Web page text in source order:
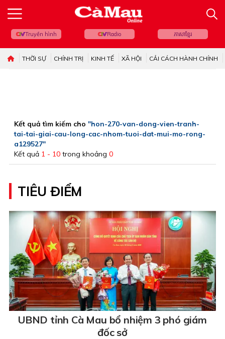
Truyền hình Radio ភាសាខ្មែរ
THỜI SỰ CHÍNH TRỊ KINH TẾ XÃ HỘI CẢI CÁCH HÀNH CHÍNH
Kết quả tìm kiếm cho "hon-270-van-dong-vien-tranh-
tai-tai-giai-cau-long-cac-nhom-tuoi-dat-mui-mo-rong-
a129527"
Kết quả 1 - 10 trong khoảng 0
TIÊU ĐIỂM
UBND tỉnh Cà Mau bổ nhiệm 3 phó giám
đốc sở